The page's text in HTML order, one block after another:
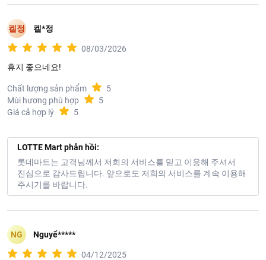
켈정 켈*정
08/03/2026
휴지 좋으네요!
Chất lượng sản phẩm
5
Mùi hương phù hợp
5
Giá cả hợp lý
5
LOTTE Mart phản hồi:
롯데마트는 고객님께서 저희의 서비스를 믿고 이용해 주셔서
진심으로 감사드립니다. 앞으로도 저희의 서비스를 계속 이용해
주시기를 바랍니다.
NG Nguyể*****
04/12/2025